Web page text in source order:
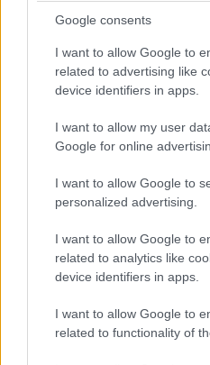
Google consents
I want to allow Google to
related to advertising like
device identifiers in apps.
I want to allow my user
Google for online
I want to allow Google to
personalized advertising.
I want to allow Google to
related to analytics like
device identifiers in apps.
I want to allow Google to
related to functionality of
Ακολουθήστε το
και μάθετε πρώτοι